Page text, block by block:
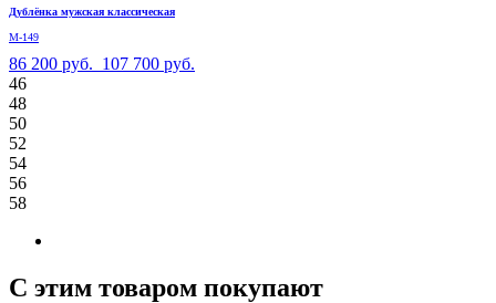
Дублёнка мужская классическая
М-149
86 200 руб. 107 700 руб.
46
48
50
52
54
56
58
С этим товаром покупают